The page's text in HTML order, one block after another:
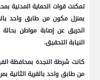
تمكنت قوات الحماية المدنية
بمنزل مكون من طابق واحد
الحريق عن إصابة مواطن
النيابة التحقيق.
كانت شرطة النجدة بمحافظة
من طابق واحد بالقرية